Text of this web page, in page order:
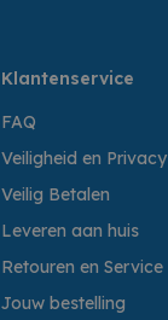
Klantenservice
FAQ
Veiligheid en Privacy
Veilig Betalen
Leveren aan huis
Retouren en Service
Jouw bestelling